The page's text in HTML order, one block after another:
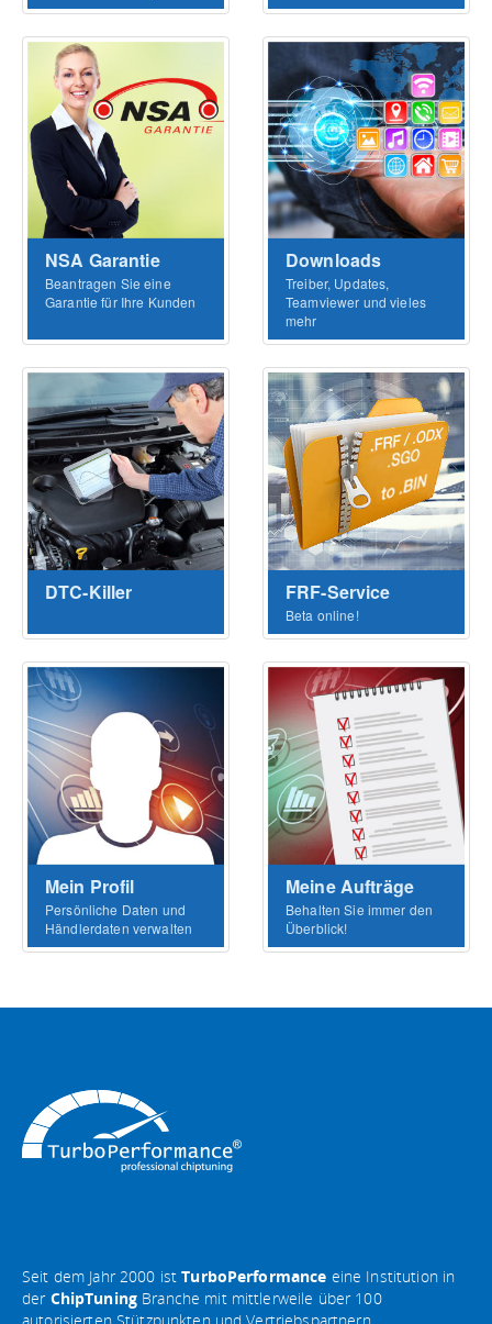
NSA Garantie
Beantragen Sie eine
Garantie für Ihre Kunden
Downloads
Treiber, Updates,
Teamviewer und vieles
mehr
DTC-Killer FRF-Service
Beta online!
Mein Profil
Persönliche Daten und
Händlerdaten verwalten
Meine Aufträge
Behalten Sie immer den
Überblick!
Seit dem Jahr 2000 istTurboPerformance eine Institution in
der ChipTuningBranche mit mittlerweile über 100
autorisierten Stützpunkten und Vertriebspartnern.